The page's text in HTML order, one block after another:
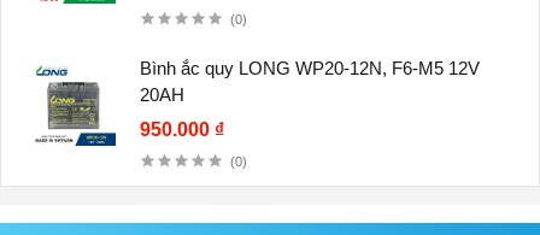
(0)
Bình ắc quy LONG WP20-12N, F6-M5 12V
20AH
950.000 ₫
(0)